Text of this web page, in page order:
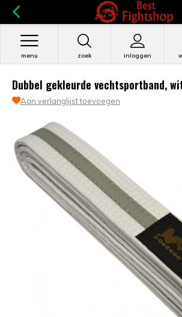
zoek inloggen
menu
Dubbel gekleurde vechtsportband,
Aan verlanglijst toevoegen